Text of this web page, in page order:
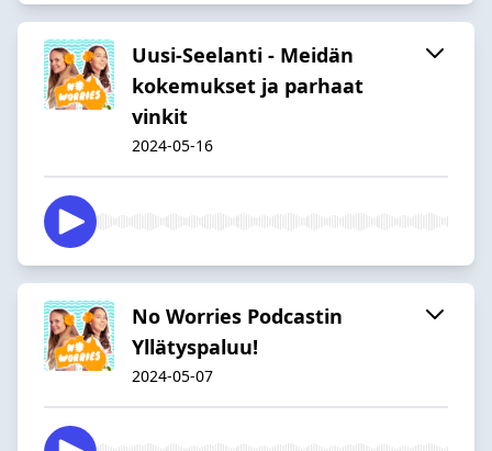
Uusi-Seelanti - Meidän
kokemukset ja parhaat
vinkit
2024-05-16
No Worries Podcastin
Yllätyspaluu!
2024-05-07